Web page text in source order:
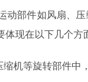
动部件如风扇、
体现在以下几个方
机等旋转部件